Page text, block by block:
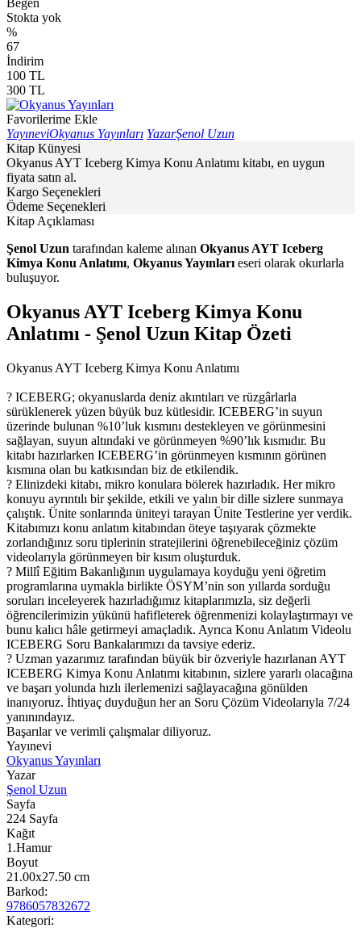
Stokta yok
%
67
İndirim
100 TL
300 TL
Favorilerime Ekle
YayıneviOkyanus Yayınları YazarŞenol Uzun
Kitap Künyesi
Okyanus AYT Iceberg Kimya Konu Anlatımı kitabı, en uygun
fiyata satın al.
Kargo Seçenekleri
Ödeme Seçenekleri
Kitap Açıklaması
Şenol Uzun tarafından kaleme alınan Okyanus AYT Iceberg
Kimya Konu Anlatımı, Okyanus Yayınları eseri olarak okurlarla
buluşuyor.
Okyanus AYT Iceberg Kimya Konu
Anlatımı - Şenol Uzun Kitap Özeti
Okyanus AYT Iceberg Kimya Konu Anlatımı
? ICEBERG; okyanuslarda deniz akıntıları ve rüzgârlarla
sürüklenerek yüzen büyük buz kütlesidir. ICEBERG’in suyun
üzerinde bulunan %10’luk kısmını destekleyen ve görünmesini
sağlayan, suyun altındaki ve görünmeyen %90’lık kısmıdır. Bu
kitabı hazırlarken ICEBERG’in görünmeyen kısmının görünen
kısmına olan bu katkısından biz de etkilendik.
? Elinizdeki kitabı, mikro konulara bölerek hazırladık. Her mikro
konuyu ayrıntılı bir şekilde, etkili ve yalın bir dille sizlere sunmaya
çalıştık. Ünite sonlarında üniteyi tarayan Ünite Testlerine yer verdik.
Kitabımızı konu anlatım kitabından öteye taşıyarak çözmekte
zorlandığınız soru tiplerinin stratejilerini öğrenebileceğiniz çözüm
videolarıyla görünmeyen bir kısım oluşturduk.
? Millî Eğitim Bakanlığının uygulamaya koyduğu yeni öğretim
programlarına uymakla birlikte ÖSYM’nin son yıllarda sorduğu
soruları inceleyerek hazırladığımız kitaplarımızla, siz değerli
öğrencilerimizin yükünü hafifleterek öğrenmenizi kolaylaştırmayı ve
bunu kalıcı hâle getirmeyi amaçladık. Ayrıca Konu Anlatım Videolu
ICEBERG Soru Bankalarımızı da tavsiye ederiz.
? Uzman yazarımız tarafından büyük bir özveriyle hazırlanan AYT
ICEBERG Kimya Konu Anlatımı kitabının, sizlere yararlı olacağına
ve başarı yolunda hızlı ilerlemenizi sağlayacağına gönülden
inanıyoruz. İhtiyaç duyduğun her an Soru Çözüm Videolarıyla 7/24
yanınındayız.
Başarılar ve verimli çalışmalar diliyoruz.
Yayınevi
Okyanus Yayınları
Yazar
Şenol Uzun
Sayfa
224 Sayfa
Kağıt
1.Hamur
Boyut
21.00x27.50 cm
Barkod:
9786057832672
Kategori: